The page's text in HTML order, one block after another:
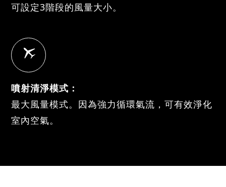
可設定3階段的風量大小。
噴射清淨模式：
最大風量模式。因為強力循環氣流，可有效淨化
室內空氣。